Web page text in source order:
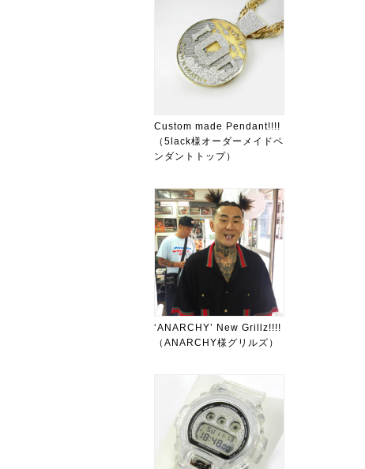
Custom made Pendant!!!!
（5lack様オーダーメイドペ
ンダントトップ）
‘ANARCHY’ New Grillz!!!!
（ANARCHY様グリルズ）